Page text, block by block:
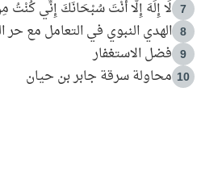
7 لَا إِلَهَ إِلَّا أَنْتَ سُبْحَانَكَ إِنِّي كُنْتُ
8 الهدي النبوي في التعامل مع
9 فضل الاستغفار
10 محاولة سرقة جابر بن حيان